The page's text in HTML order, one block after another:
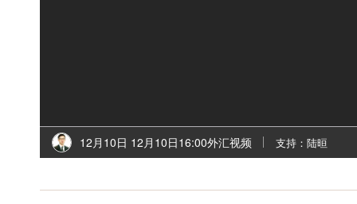
12月10日 12月10日16:00外汇视频 支持：陆晅